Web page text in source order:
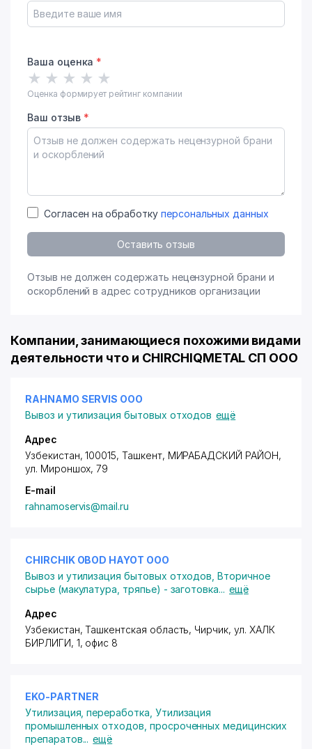
Ваша оценка *
★ ★ ★ ★ ★
Оценка формирует рейтинг компании
Ваш отзыв *
Согласен на обработку персональных данных
Оставить отзыв
Отзыв не должен содержать нецензурной брани и
оскорблений в адрес сотрудников организации
Компании, занимающиеся похожими видами
деятельности что и CHIRCHIQMETAL СП ООО
RAHNAMO SERVIS ООО
Вывоз и утилизация бытовых отходов ещё
Адрес
Узбекистан, 100015, Ташкент, МИРАБАДСКИЙ РАЙОН,
ул. Мироншох, 79
E-mail
rahnamoservis@mail.ru
CHIRCHIK OBOD HAYOT ООО
Вывоз и утилизация бытовых отходов ,Вторичное
сырье (макулатура, тряпье) - заготовка... ещё
Адрес
Узбекистан, Ташкентская область, Чирчик, ул. ХАЛК
БИРЛИГИ, 1, офис 8
EKO-PARTNER
Утилизация, переработка Утилизация
промышленных отходов, просроченных медицинских
препаратов... ещё